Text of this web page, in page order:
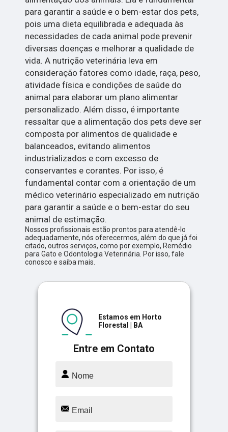
para garantir a saúde e o bem-estar dos pets,
pois uma dieta equilibrada e adequada às
necessidades de cada animal pode prevenir
diversas doenças e melhorar a qualidade de
vida. A nutrição veterinária leva em
consideração fatores como idade, raça, peso,
atividade física e condições de saúde do
animal para elaborar um plano alimentar
personalizado. Além disso, é importante
ressaltar que a alimentação dos pets deve ser
composta por alimentos de qualidade e
balanceados, evitando alimentos
industrializados e com excesso de
conservantes e corantes. Por isso, é
fundamental contar com a orientação de um
médico veterinário especializado em nutrição
para garantir a saúde e o bem-estar do seu
animal de estimação.
Nossos profissionais estão prontos para atendê-lo
adequadamente, nós oferecermos, além do que já foi
citado, outros serviços, como por exemplo, Remédio
para Gato e Odontologia Veterinária. Por isso, fale
conosco e saiba mais.
Entre em Contato
Estamos em Horto
Florestal | BA